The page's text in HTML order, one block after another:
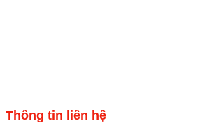
Thông tin liên hệ